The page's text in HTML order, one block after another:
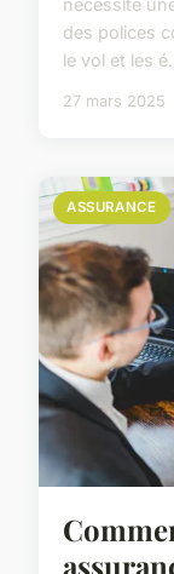
nécessite
des polices
le vol et les
27 mars 2025
ASSURANCE